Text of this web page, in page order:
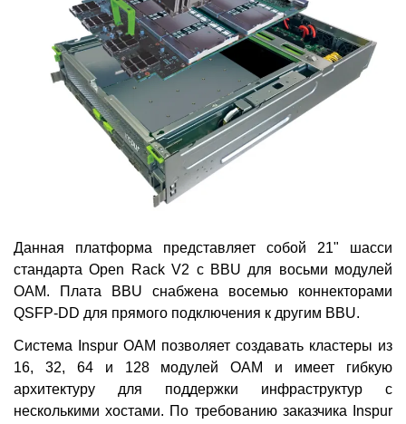
Данная платформа представляет собой 21" шасси
стандарта Open Rack V2 с BBU для восьми модулей
OAM. Плата BBU снабжена восемью коннекторами
QSFP-DD для прямого подключения к другим BBU.
Система Inspur OAM позволяет создавать кластеры из
16, 32, 64 и 128 модулей OAM и имеет гибкую
архитектуру для поддержки инфраструктур с
несколькими хостами. По требованию заказчика Inspur